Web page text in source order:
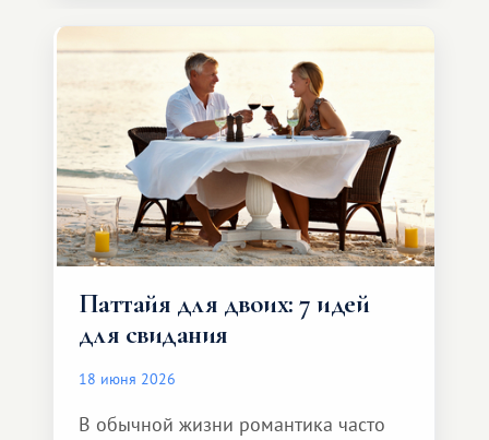
и спокойно доехать до курорта.
Паттайя для двоих: 7 идей
для свидания
18 июня 2026
В обычной жизни романтика часто